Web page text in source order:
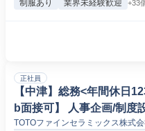
制服あり 業界未経験歓迎 +33
正社員
【中津】総務<年間休日
b面接可】 人事企画/制度
TOTOファインセラミックス株式